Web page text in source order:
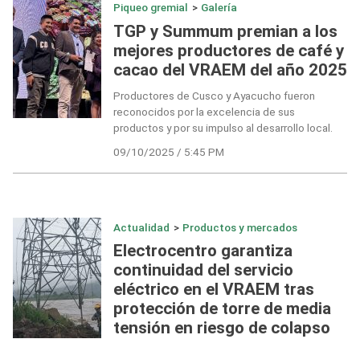
Piqueo gremial > Galería
TGP y Summum premian a los
mejores productores de café y
cacao del VRAEM del año 2025
Productores de Cusco y Ayacucho fueron
reconocidos por la excelencia de sus
productos y por su impulso al desarrollo local.
09/10/2025 / 5:45 PM
Actualidad > Productos y mercados
Electrocentro garantiza
continuidad del servicio
eléctrico en el VRAEM tras
protección de torre de media
tensión en riesgo de colapso